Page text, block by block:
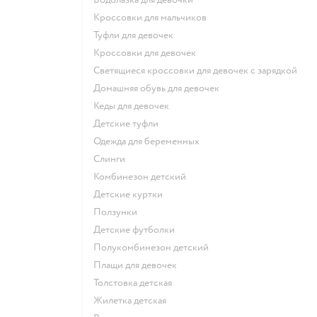
Кроссовки для мальчиков
Туфли для девочек
Кроссовки для девочек
Светящиеся кроссовки для девочек с зарядкой
Домашняя обувь для девочек
Кеды для девочек
Детские туфли
Одежда для беременных
Слинги
Комбинезон детский
Детские куртки
Ползунки
Детские футболки
Полукомбинезон детский
Плащи для девочек
Толстовка детская
Жилетка детская